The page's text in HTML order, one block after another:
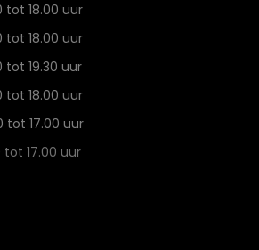
tot 18.00 uur
tot 18.00 uur
tot 19.30 uur
tot 18.00 uur
tot 17.00 uur
tot 17.00 uur